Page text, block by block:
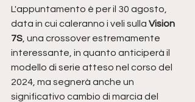
L'appuntamento è per il 30 agosto,
data in cui caleranno i veli sulla Vision
7S , una crossover estremamente
interessante, in quanto anticiperà il
modello di serie atteso nel corso del
2024, ma segnerà anche un
significativo cambio di marcia del